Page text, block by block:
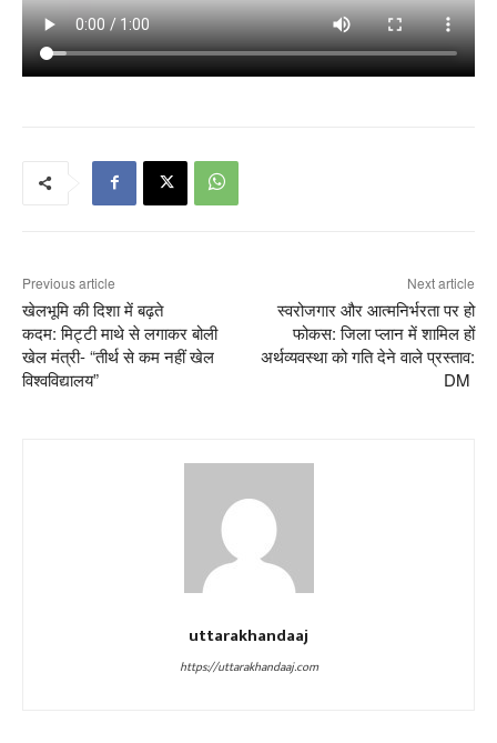
Previous article
खेलभूमि की दिशा में बढ़ते
कदम: मिट्टी माथे से लगाकर बोली
खेल मंत्री- “तीर्थ से कम नहीं खेल
विश्वविद्यालय”
Next article
स्वरोजगार और आत्मनिर्भरता पर हो
फोकस: जिला प्लान में शामिल हों
अर्थव्यवस्था को गति देने वाले प्रस्ताव:
DM
uttarakhandaaj
https://uttarakhandaaj.com